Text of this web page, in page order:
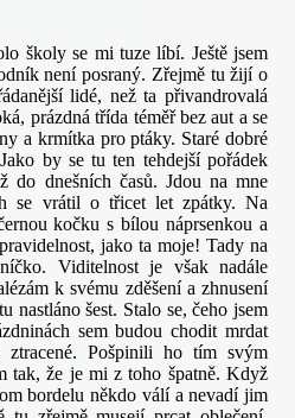
školy se mi tuze líbí. Ještě jsem
není posraný. Zřejmě tu žijí o
lidé, než ta přivandrovalá
prázdná třída téměř bez aut a se
a krmítka pro ptáky. Staré dobré
by se tu ten tehdejší pořádek
do dnešních časů. Jdou na mne
se vrátil o třicet let zpátky. Na
kočku s bílou náprsenkou a
jako ta moje! Tady na
Viditelnost je však nadále
k svému zděšení a zhnusení
nastláno šest. Stalo se, čeho jsem
sem budou chodit mrdat
Pošpinili ho tím svým
tak, že je mi z toho špatně. Když
bordelu někdo válí a nevadí jim